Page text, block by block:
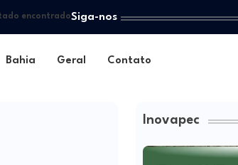
encontradoSiga-nos
Bahia Geral Contato
Inovapec